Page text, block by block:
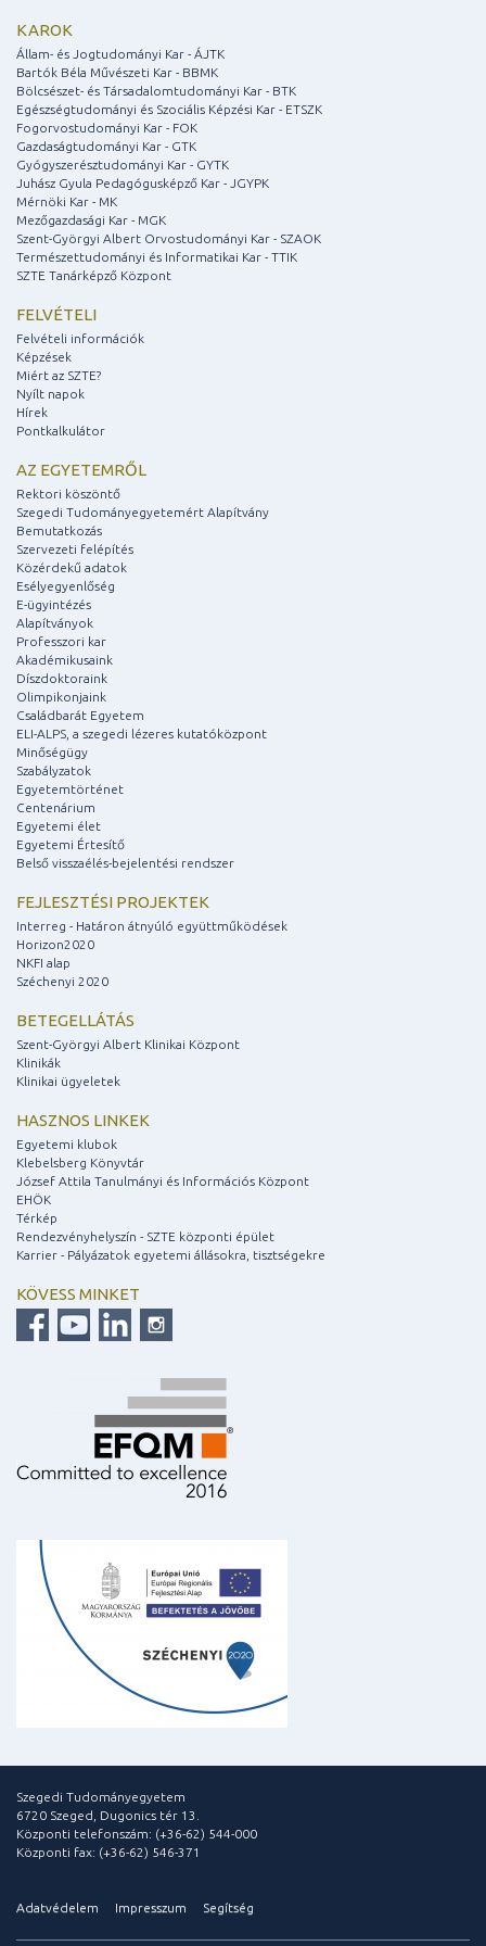
KAROK
Állam- és Jogtudományi Kar - ÁJTK
Bartók Béla Művészeti Kar - BBMK
Bölcsészet- és Társadalomtudományi Kar - BTK
Egészségtudományi és Szociális Képzési Kar - ETSZK
Fogorvostudományi Kar - FOK
Gazdaságtudományi Kar - GTK
Gyógyszerésztudományi Kar - GYTK
Juhász Gyula Pedagógusképző Kar - JGYPK
Mérnöki Kar - MK
Mezőgazdasági Kar - MGK
Szent-Györgyi Albert Orvostudományi Kar - SZAOK
Természettudományi és Informatikai Kar - TTIK
SZTE Tanárképző Központ
FELVÉTELI
Felvételi információk
Képzések
Miért az SZTE?
Nyílt napok
Hírek
Pontkalkulátor
AZ EGYETEMRŐL
Rektori köszöntő
Szegedi Tudományegyetemért Alapítvány
Bemutatkozás
Szervezeti felépítés
Közérdekű adatok
Esélyegyenlőség
E-ügyintézés
Alapítványok
Professzori kar
Akadémikusaink
Díszdoktoraink
Olimpikonjaink
Családbarát Egyetem
ELI-ALPS, a szegedi lézeres kutatóközpont
Minőségügy
Szabályzatok
Egyetemtörténet
Centenárium
Egyetemi élet
Egyetemi Értesítő
Belső visszaélés-bejelentési rendszer
FEJLESZTÉSI PROJEKTEK
Interreg - Határon átnyúló együttműködések
Horizon2020
NKFI alap
Széchenyi 2020
BETEGELLÁTÁS
Szent-Györgyi Albert Klinikai Központ
Klinikák
Klinikai ügyeletek
HASZNOS LINKEK
Egyetemi klubok
Klebelsberg Könyvtár
József Attila Tanulmányi és Információs Központ
EHÖK
Térkép
Rendezvényhelyszín - SZTE központi épület
Karrier - Pályázatok egyetemi állásokra, tisztségekre
KÖVESS MINKET
Szegedi Tudományegyetem
6720 Szeged, Dugonics tér 13.
Központi telefonszám: (+36-62) 544-000
Központi fax: (+36-62) 546-371
Adatvédelem Impresszum Segítség